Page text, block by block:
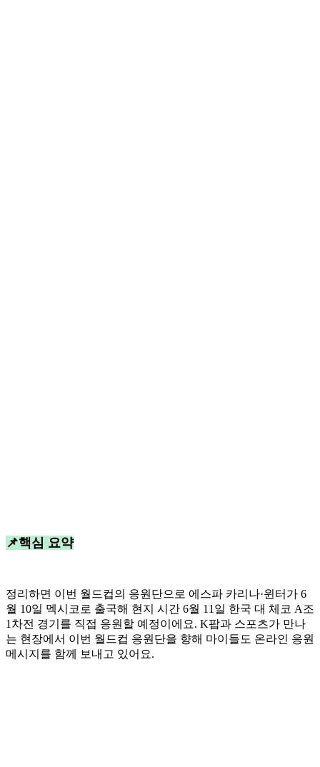
📌핵심 요약
정리하면 이번 월드컵의 응원단으로 에스파 카리나·윈터가 6
월 10일 멕시코로 출국해 현지 시간 6월 11일 한국 대 체코 A조
1차전 경기를 직접 응원할 예정이에요. K팝과 스포츠가 만나
는 현장에서 이번 월드컵 응원단을 향해 마이들도 온라인 응원
메시지를 함께 보내고 있어요.